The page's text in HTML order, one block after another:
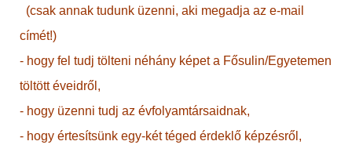
(csak annak tudunk üzenni, aki megadja az e-mail
címét!)
- hogy fel tudj tölteni néhány képet a Fősulin/Egyetemen
töltött éveidről,
- hogy üzenni tudj az évfolyamtársaidnak,
- hogy értesítsünk egy-két téged érdeklő képzésről,